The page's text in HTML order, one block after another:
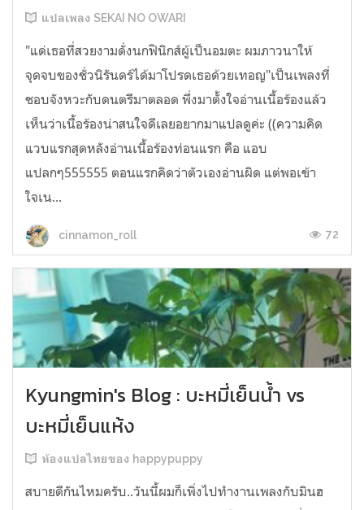
แปลเพลง SEKAI NO OWARI
"แด่เธอที่สวยงามดั่งนกฟินิกส์ผู้เป็นอมตะ ผมภาวนาให้
จุดจบของชั่วนิรันดร์ได้มาโปรดเธอด้วยเทอญ"เป็นเพลงที่
ชอบจังหวะกับดนตรีมาตลอด พึ่งมาตั้งใจอ่านเนื้อร้องแล้ว
เห็นว่าเนื้อร้องน่าสนใจดีเลยอยากมาแปลดูค่ะ ((ความคิด
แวบแรกสุดหลังอ่านเนื้อร้องท่อนแรก คือ แอบ
แปลกๆ555555 ตอนแรกคิดว่าตัวเองอ่านผิด แต่พอเข้า
ใจเน...
cinnamon_roll 72
Kyungmin's Blog : บะหมี่เย็นน้ำ vs
บะหมี่เย็นแห้ง
ห้องแปลไทยของ happypuppy
สบายดีกันไหมครับ..วันนี้ผมก็เพิ่งไปทำงานเพลงกับมินฮ